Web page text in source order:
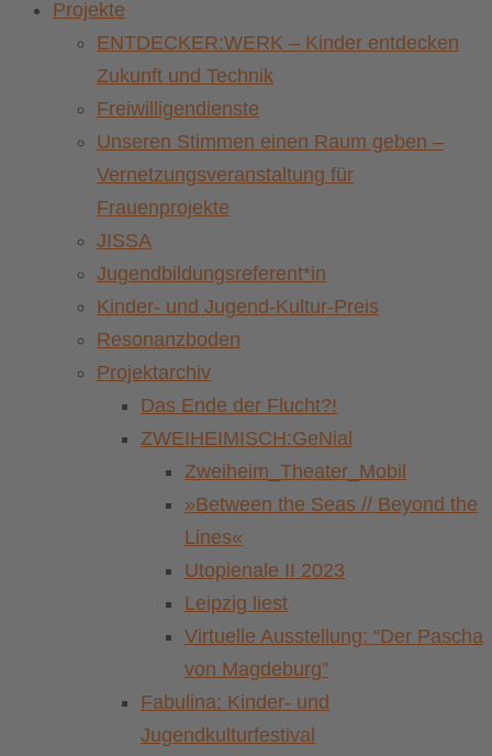
Projekte
ENTDECKER:WERK – Kinder entdecken
Zukunft und Technik
Freiwilligendienste
Unseren Stimmen einen Raum geben –
Vernetzungsveranstaltung für
Frauenprojekte
JISSA
Jugendbildungsreferent*in
Kinder- und Jugend-Kultur-Preis
Resonanzboden
Projektarchiv
Das Ende der Flucht?!
ZWEIHEIMISCH:GeNial
Zweiheim_Theater_Mobil
»Between the Seas // Beyond the
Lines«
Utopienale II 2023
Leipzig liest
Virtuelle Ausstellung: “Der Pascha
von Magdeburg”
Fabulina: Kinder- und
Jugendkulturfestival